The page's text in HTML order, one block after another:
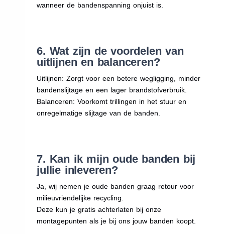
wanneer de bandenspanning onjuist is.
6. Wat zijn de voordelen van
uitlijnen en balanceren?
Uitlijnen: Zorgt voor een betere wegligging, minder
bandenslijtage en een lager brandstofverbruik.
Balanceren: Voorkomt trillingen in het stuur en
onregelmatige slijtage van de banden.
7. Kan ik mijn oude banden bij
jullie inleveren?
Ja, wij nemen je oude banden graag retour voor
milieuvriendelijke recycling.
Deze kun je gratis achterlaten bij onze
montagepunten als je bij ons jouw banden koopt.